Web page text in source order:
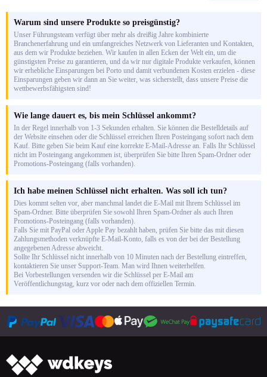
Warum sind unsere Produkte so preisgünstig?
Unser Führungsteam verfügt über mehr als dreißig Jahre kombinierte
Branchenerfahrung und ein umfangreiches Netzwerk von Lieferanten und Kontakten,
aus dem wir Produkte beziehen. Wir kaufen in allen Ecken der Welt ein, um die
günstigsten Preise zu garantieren, und da wir nur digitale Produkte verkaufen, können
wir erhebliche Einsparungen bei Porto und damit verbundenen Kosten erzielen - diese
Einsparungen geben wir dann an Sie weiter, was sicherstellt, dass unsere Preise die
wettbewerbsfähigsten sind!
Wie lange dauert es, bis mein Schlüssel ankommt?
In der Regel innerhalb von 1-3 Sekunden erhalten. Sie können die Bestelldetails auf
der Website einsehen oder die Schlüssel erreichen Ihren Posteingang sofort nach dem
Kauf. Bitte geben Sie beim Kauf eine korrekte E-Mail-Adresse an. Falls Ihr Schlüssel
nicht im Posteingang angekommen ist, überprüfen Sie bitte Ihren Spam-Ordner oder
Promotions-Posteingang (falls vorhanden).
Ich habe meinen Schlüssel nicht erhalten. Was soll ich tun?
Dies kommt selten vor, aber manchmal landet die E-Mail mit Ihrem Schlüssel im
Spam-Ordner. Bitte überprüfen Sie sowohl Ihren Spam-Ordner als auch Ihren
Promotions-Posteingang (falls vorhanden).
Falls Sie mit PayPal oder Apple Pay bezahlt haben, prüfen Sie bitte das mit diesen
Zahlungsmethoden verknüpfte E-Mail-Konto, falls es von der bei der Bestellung
angegebenen Adresse abweicht.
Sollte Ihr Schlüssel nicht innerhalb von 10 Minuten nach der Bestellung eintreffen,
kontaktieren Sie unser Support-Team. Man wird Ihnen weiterhelfen.
Bei Vorbestellungen versenden wir die Schlüssel per E-Mail am
Veröffentlichungstag, kurz vor oder nach dem offiziellen Termin.